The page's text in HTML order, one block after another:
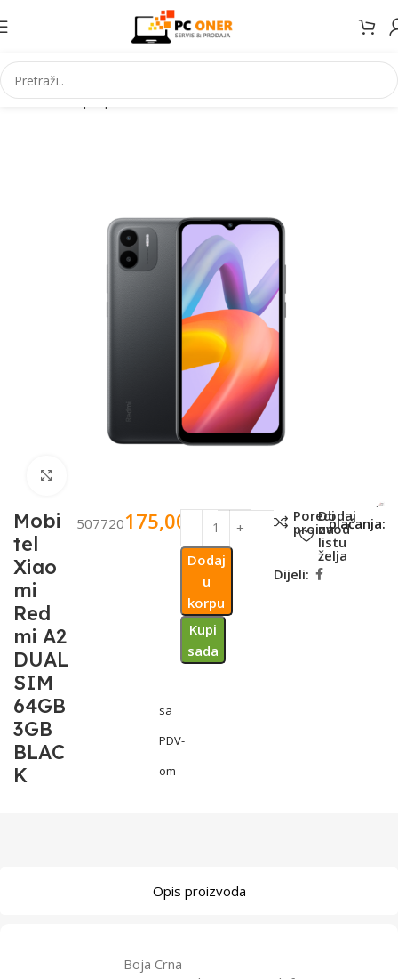
Početna Laptopi Mobiteli IT Mobiteli
Mobi
tel
Xiao
mi
Red
mi A2
DUAL
SIM
64GB
3GB
BLAC
K
507720175,00 KM
sa
PDV-
om
Dodaj
u
korpu
Kupi
sada
Poredi
proizvod
Dodaj
na
listu
želja
Dijeli:
Metode
plaćanja:
Opis proizvoda
Boja Crna